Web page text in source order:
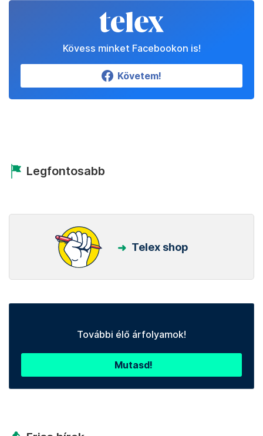
Kövess minket Facebookon is!
Követem!
Legfontosabb
Telex shop
További élő árfolyamok!
Mutasd!